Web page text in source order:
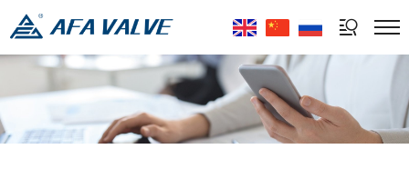
Select Language